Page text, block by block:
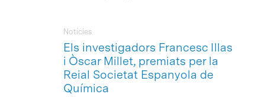
Els investigadors Francesc Illas
i Òscar Millet, premiats per la
Reial Societat Espanyola de
Química
Notícies